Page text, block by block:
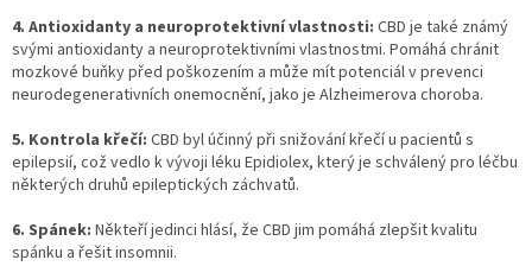
4. Antioxidanty a neuroprotektivní vlastnosti: CBD je také známý
svými antioxidanty a neuroprotektivními vlastnostmi. Pomáhá chránit
mozkové buňky před poškozením a může mít potenciál v prevenci
neurodegenerativních onemocnění, jako je Alzheimerova choroba.
5. Kontrola křečí: CBD byl účinný při snižování křečí u pacientů s
epilepsií, což vedlo k vývoji léku Epidiolex, který je schválený pro léčbu
některých druhů epileptických záchvatů.
6. Spánek: Někteří jedinci hlásí, že CBD jim pomáhá zlepšit kvalitu
spánku a řešit insomnii.